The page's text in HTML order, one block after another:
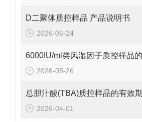
D二聚体质控样品 产品说明书
2026-06-24
2026-05-26
2026-04-01